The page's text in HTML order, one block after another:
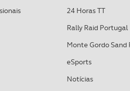
24 Horas TT
Rally Raid Portugal
Monte Gordo Sand
eSports
Notícias